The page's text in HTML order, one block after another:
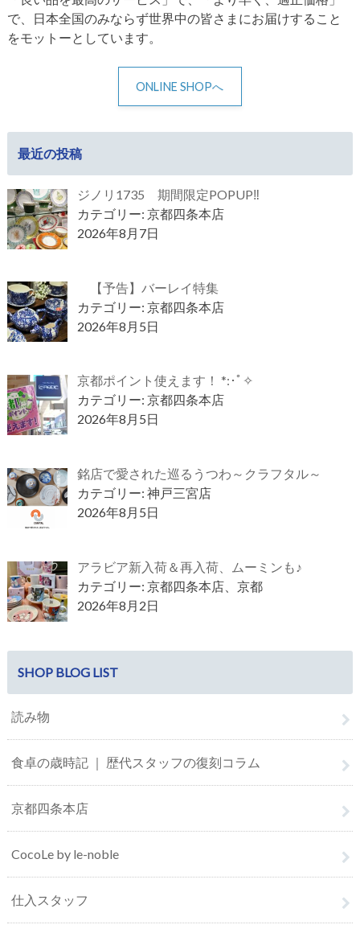
で、日本全国のみならず世界中の皆さまにお届けすること
をモットーとしています。
ONLINE SHOPへ
最近の投稿
ジノリ1735 期間限定POPUP‼
カテゴリー: 京都四条本店
2026年8月7日
【予告】バーレイ特集
カテゴリー: 京都四条本店
2026年8月5日
京都ポイント使えます！ *:･ﾟ✧
カテゴリー: 京都四条本店
2026年8月5日
銘店で愛された巡るうつわ～クラフタル～
カテゴリー: 神戸三宮店
2026年8月5日
アラビア新入荷＆再入荷、ムーミンも♪
カテゴリー: 京都四条本店、京都
2026年8月2日
SHOP BLOG LIST
読み物
食卓の歳時記 ｜ 歴代スタッフの復刻コラム
京都四条本店
CocoLe by le-noble
仕入スタッフ